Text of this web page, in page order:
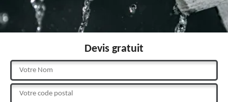
Devis gratuit